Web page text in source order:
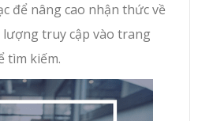
để nâng cao nhận thức về
truy cập vào trang
tìm kiếm.